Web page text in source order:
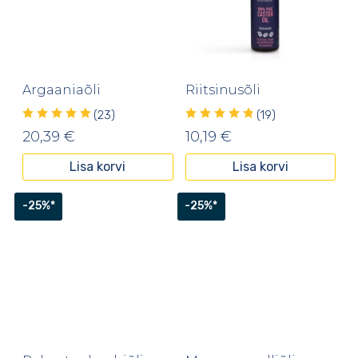
Argaaniaõli
(23)
20,39 €
Lisa korvi
Riitsinusõli
(19)
10,19 €
Lisa korvi
-25%* -25%*